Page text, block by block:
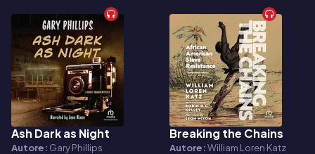
Audiolibro
Ash Dark as Night
Autore: Gary Phillips
Audiolibro
Breaking the Chains
Autore:William Loren Katz